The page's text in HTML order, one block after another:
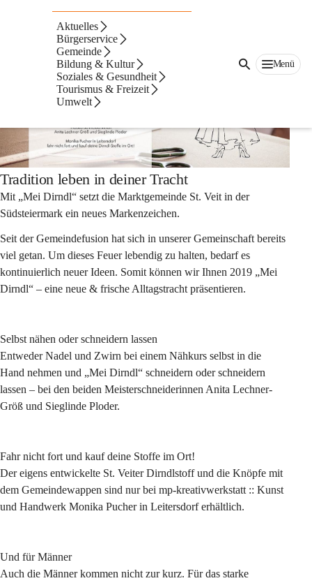
Aktuelles
Bürgerservice
Gemeinde
Bildung & Kultur
Soziales & Gesundheit
Tourismus & Freizeit
Umwelt
Menü
St. Veiter Tracht
Tradition leben in deiner Tracht
Mit „Mei Dirndl“ setzt die Marktgemeinde St. Veit in der
Südsteiermark ein neues Markenzeichen.
Seit der Gemeindefusion hat sich in unserer Gemeinschaft bereits
viel getan. Um dieses Feuer lebendig zu halten, bedarf es
kontinuierlich neuer Ideen. Somit können wir Ihnen 2019 „Mei
Dirndl“ – eine neue & frische Alltagstracht präsentieren.
Selbst nähen oder schneidern lassen
Entweder Nadel und Zwirn bei einem Nähkurs selbst in die
Hand nehmen und „Mei Dirndl“ schneidern oder schneidern
lassen – bei den beiden Meisterschneiderinnen Anita Lechner-
Größ und Sieglinde Ploder.
Fahr nicht fort und kauf deine Stoffe im Ort!
Der eigens entwickelte St. Veiter Dirndlstoff und die Knöpfe mit
dem Gemeindewappen sind nur bei mp-kreativwerkstatt :: Kunst
und Handwerk Monika Pucher in Leitersdorf erhältlich.
Und für Männer
Auch die Männer kommen nicht zur kurz. Für das starke